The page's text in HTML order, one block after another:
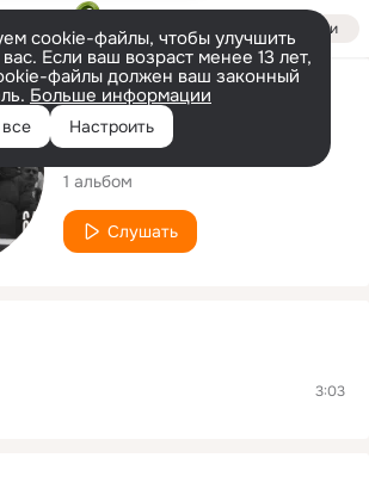
Войти
cookie-файлы, чтобы улучшить
Если ваш возраст менее 13 лет,
файлы должен ваш законный
Больше информации
Настроить
Исполнитель
St. 64
1 альбом
Слушать
3:03